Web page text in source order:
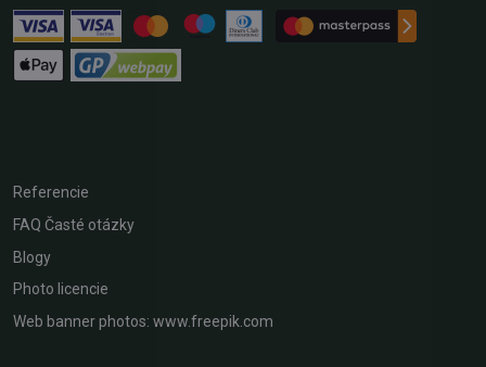
Referencie
FAQ Časté otázky
Blogy
Photo licencie
Web banner photos: www.freepik.com